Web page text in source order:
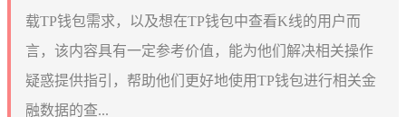
载TP钱包需求，以及想在TP钱包中查看K线的用户而
言，该内容具有一定参考价值，能为他们解决相关操作
疑惑提供指引，帮助他们更好地使用TP钱包进行相关金
融数据的查...